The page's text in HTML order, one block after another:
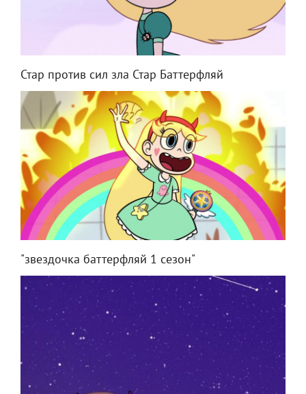
Стар против сил зла Стар Баттерфляй
"звездочка баттерфляй 1 сезон"